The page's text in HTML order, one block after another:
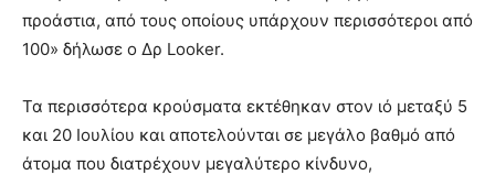
προάστια, από τους οποίους υπάρχουν περισσότεροι από
100» δήλωσε ο Δρ Looker.
Τα περισσότερα κρούσματα εκτέθηκαν στον ιό μεταξύ 5
και 20 Ιουλίου και αποτελούνται σε μεγάλο βαθμό από
άτομα που διατρέχουν μεγαλύτερο κίνδυνο,